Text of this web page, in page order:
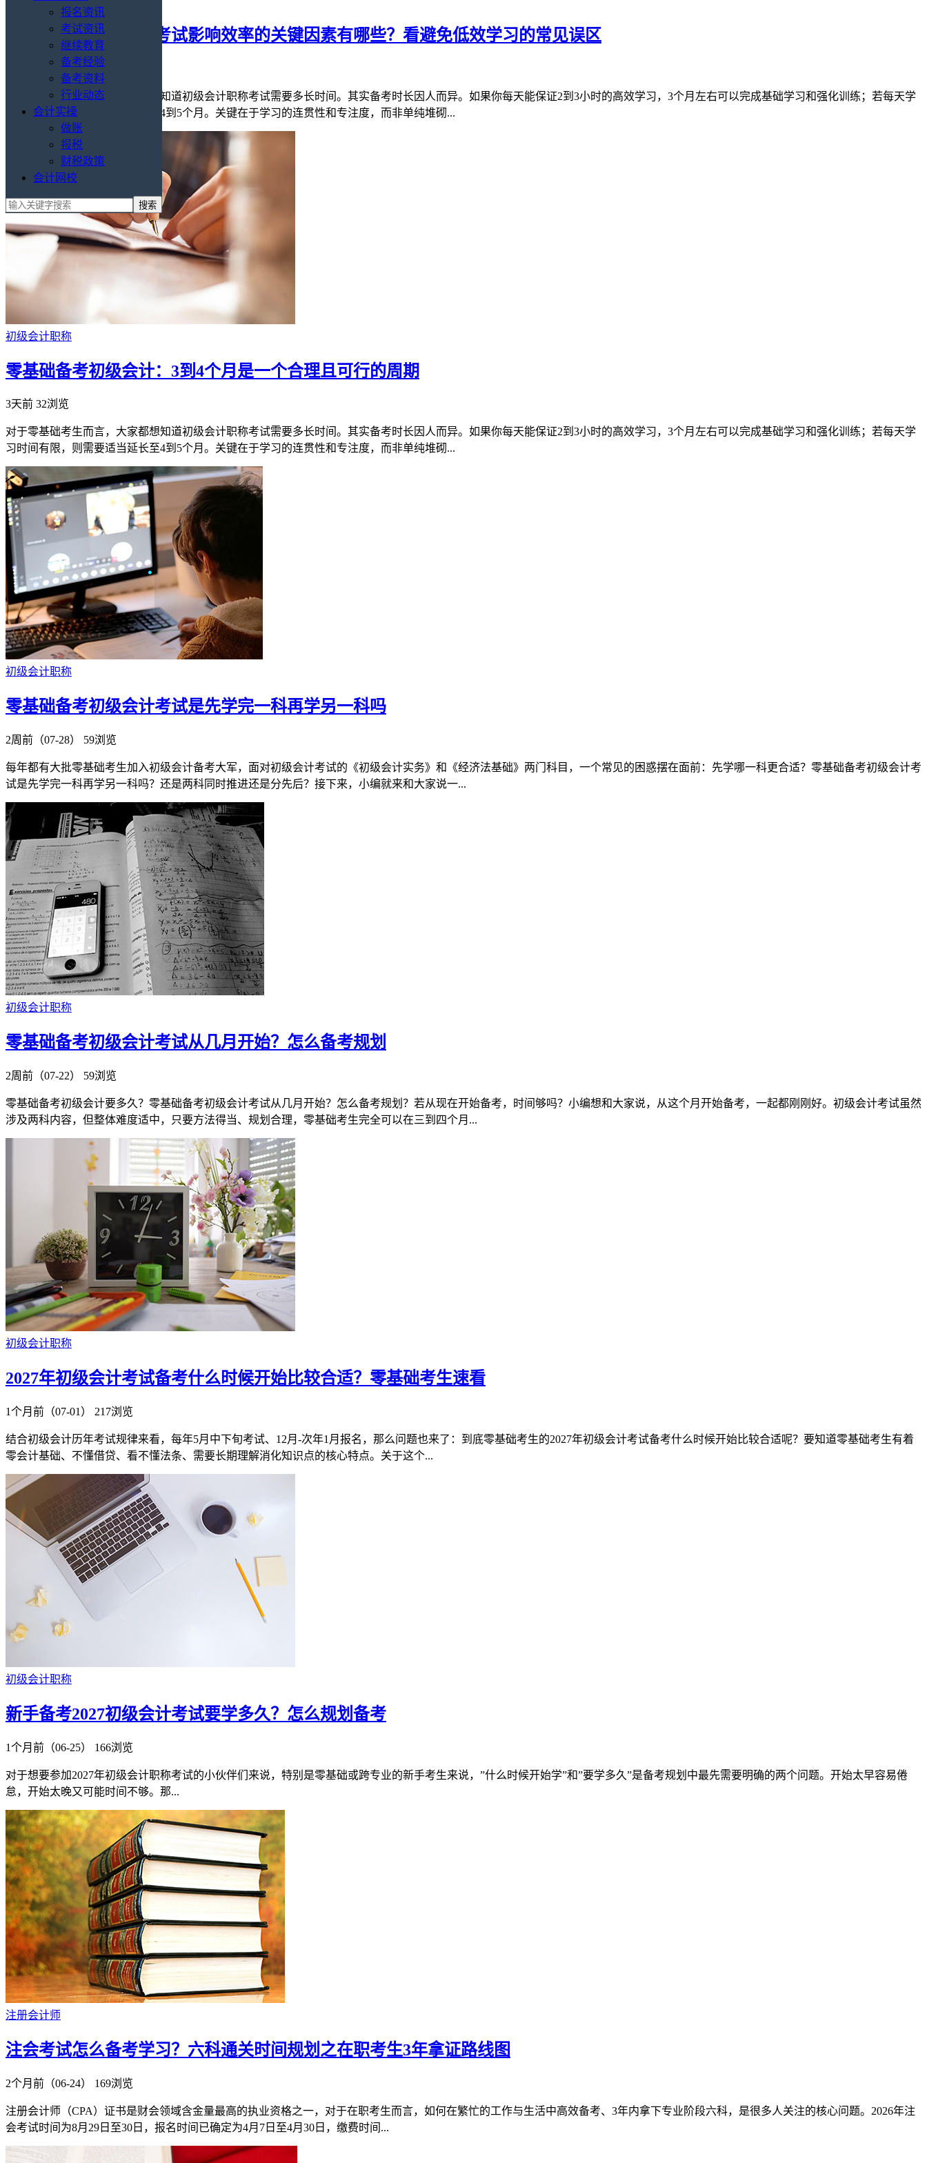
报名资讯
考试资讯
继续教育
备考经验
备考资料
行业动态
会计实操
做账
报税
财税政策
会计网校
零基础备考初级会计考试影响效率的关键因素有哪些？看避免低效学习的常见误区
15浏览
对于零基础考生而言，大家都想知道初级会计职称考试需要多长时间。其实备考时长因人而异。如果你每天能保证2到3小时的高效学习，3个月左右可以完成基础学习和强化训练；若每天学
习时间有限，则需要适当延长至4到5个月。关键在于学习的连贯性和专注度，而非单纯堆砌...
初级会计职称
零基础备考初级会计：3到4个月是一个合理且可行的周期
3天前 32浏览
对于零基础考生而言，大家都想知道初级会计职称考试需要多长时间。其实备考时长因人而异。如果你每天能保证2到3小时的高效学习，3个月左右可以完成基础学习和强化训练；若每天学
习时间有限，则需要适当延长至4到5个月。关键在于学习的连贯性和专注度，而非单纯堆砌...
初级会计职称
零基础备考初级会计考试是先学完一科再学另一科吗
2周前（07-28） 59浏览
​每年都有大批零基础考生加入初级会计备考大军，面对初级会计考试的《初级会计实务》和《经济法基础》两门科目，一个常见的困惑摆在面前：先学哪一科更合适？零基础备考初级会计考
试是先学完一科再学另一科吗？还是两科同时推进还是分先后？接下来，小编就来和大家说一...
初级会计职称
零基础备考初级会计考试从几月开始？怎么备考规划
2周前（07-22） 59浏览
零基础备考初级会计要多久？零基础备考初级会计考试从几月开始？怎么备考规划？若从现在开始备考，时间够吗？小编想和大家说，从这个月开始备考，一起都刚刚好。初级会计考试虽然
涉及两科内容，但整体难度适中，只要方法得当、规划合理，零基础考生完全可以在三到四个月...
初级会计职称
2027年初级会计考试备考什么时候开始比较合适？零基础考生速看
1个月前（07-01） 217浏览
结合初级会计历年考试规律来看，每年5月中下旬考试、12月-次年1月报名，那么问题也来了：到底零基础考生的2027年初级会计考试备考什么时候开始比较合适呢？要知道零基础考生有着
零会计基础、不懂借贷、看不懂法条、需要长期理解消化知识点的核心特点。关于这个...
初级会计职称
新手备考2027初级会计考试要学多久？怎么规划备考
1个月前（06-25） 166浏览
对于想要参加2027年初级会计职称考试的小伙伴们来说，特别是零基础或跨专业的新手考生来说，”什么时候开始学”和”要学多久”是备考规划中最先需要明确的两个问题。开始太早容易倦
怠，开始太晚又可能时间不够。那...
注册会计师
注会考试怎么备考学习？六科通关时间规划之在职考生3年拿证路线图
2个月前（06-24） 169浏览
注册会计师（CPA）证书是财会领域含金量最高的执业资格之一，对于在职考生而言，如何在繁忙的工作与生活中高效备考、3年内拿下专业阶段六科，是很多人关注的核心问题。2026年注
会考试时间为8月29日至30日，报名时间已确定为4月7日至4月30日，缴费时间...